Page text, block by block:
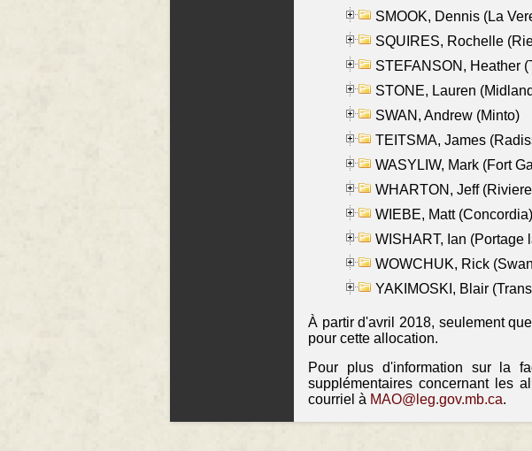
SMOOK, Dennis (La
SQUIRES, Rochelle
STEFANSON, Heather
STONE, Lauren
SWAN, Andrew (Minto)
TEITSMA, James
WASYLIW, Mark (Fort
WHARTON, Jeff
WIEBE, Matt (Concordia)
WISHART, Ian (Portage
WOWCHUK, Rick
YAKIMOSKI, Blair
À partir d'avril 2018, seulement
pour cette allocation.
Pour plus d'information sur la
supplémentaires concernant les
courriel à MAO@leg.gov.mb.ca.